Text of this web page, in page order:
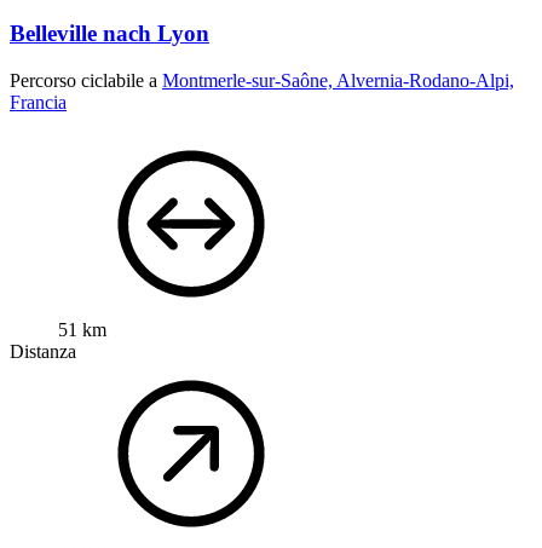
Belleville nach Lyon
Percorso ciclabile a Montmerle-sur-Saône, Alvernia-Rodano-Alpi,
Francia
51 km
Distanza